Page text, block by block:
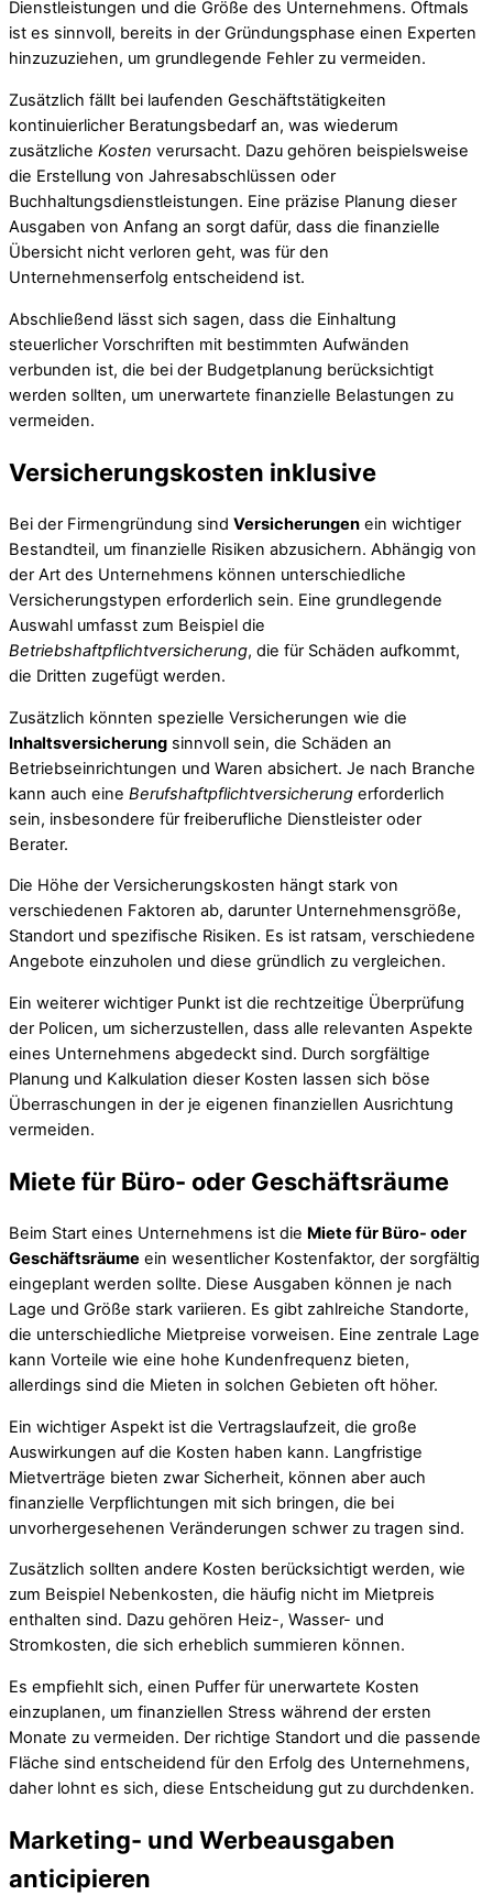
Dienstleistungen und die Größe des Unternehmens. Oftmals
ist es sinnvoll, bereits in der Gründungsphase einen Experten
hinzuzuziehen, um grundlegende Fehler zu vermeiden.
Zusätzlich fällt bei laufenden Geschäftstätigkeiten
kontinuierlicher Beratungsbedarf an, was wiederum
zusätzliche Kosten verursacht. Dazu gehören beispielsweise
die Erstellung von Jahresabschlüssen oder
Buchhaltungsdienstleistungen. Eine präzise Planung dieser
Ausgaben von Anfang an sorgt dafür, dass die finanzielle
Übersicht nicht verloren geht, was für den
Unternehmenserfolg entscheidend ist.
Abschließend lässt sich sagen, dass die Einhaltung
steuerlicher Vorschriften mit bestimmten Aufwänden
verbunden ist, die bei der Budgetplanung berücksichtigt
werden sollten, um unerwartete finanzielle Belastungen zu
vermeiden.
Versicherungskosten inklusive
Bei der Firmengründung sind Versicherungen ein wichtiger
Bestandteil, um finanzielle Risiken abzusichern. Abhängig von
der Art des Unternehmens können unterschiedliche
Versicherungstypen erforderlich sein. Eine grundlegende
Auswahl umfasst zum Beispiel die
Betriebshaftpflichtversicherung, die für Schäden aufkommt,
die Dritten zugefügt werden.
Zusätzlich könnten spezielle Versicherungen wie die
Inhaltsversicherung sinnvoll sein, die Schäden an
Betriebseinrichtungen und Waren absichert. Je nach Branche
kann auch eine Berufshaftpflichtversicherung erforderlich
sein, insbesondere für freiberufliche Dienstleister oder
Berater.
Die Höhe der Versicherungskosten hängt stark von
verschiedenen Faktoren ab, darunter Unternehmensgröße,
Standort und spezifische Risiken. Es ist ratsam, verschiedene
Angebote einzuholen und diese gründlich zu vergleichen.
Ein weiterer wichtiger Punkt ist die rechtzeitige Überprüfung
der Policen, um sicherzustellen, dass alle relevanten Aspekte
eines Unternehmens abgedeckt sind. Durch sorgfältige
Planung und Kalkulation dieser Kosten lassen sich böse
Überraschungen in der je eigenen finanziellen Ausrichtung
vermeiden.
Miete für Büro- oder Geschäftsräume
Beim Start eines Unternehmens ist die Miete für Büro- oder
Geschäftsräume ein wesentlicher Kostenfaktor, der sorgfältig
eingeplant werden sollte. Diese Ausgaben können je nach
Lage und Größe stark variieren. Es gibt zahlreiche Standorte,
die unterschiedliche Mietpreise vorweisen. Eine zentrale Lage
kann Vorteile wie eine hohe Kundenfrequenz bieten,
allerdings sind die Mieten in solchen Gebieten oft höher.
Ein wichtiger Aspekt ist die Vertragslaufzeit, die große
Auswirkungen auf die Kosten haben kann. Langfristige
Mietverträge bieten zwar Sicherheit, können aber auch
finanzielle Verpflichtungen mit sich bringen, die bei
unvorhergesehenen Veränderungen schwer zu tragen sind.
Zusätzlich sollten andere Kosten berücksichtigt werden, wie
zum Beispiel Nebenkosten, die häufig nicht im Mietpreis
enthalten sind. Dazu gehören Heiz-, Wasser- und
Stromkosten, die sich erheblich summieren können.
Es empfiehlt sich, einen Puffer für unerwartete Kosten
einzuplanen, um finanziellen Stress während der ersten
Monate zu vermeiden. Der richtige Standort und die passende
Fläche sind entscheidend für den Erfolg des Unternehmens,
daher lohnt es sich, diese Entscheidung gut zu durchdenken.
Marketing- und Werbeausgaben
anticipieren